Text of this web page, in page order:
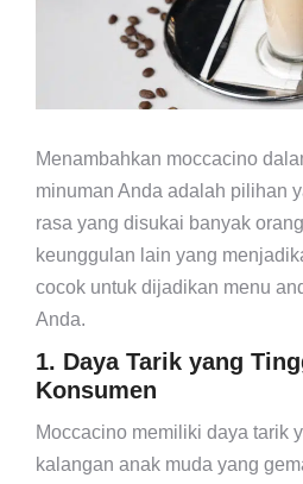
Menambahkan moccacino
minuman Anda adalah pilihan
rasa yang disukai banyak
keunggulan lain yang
cocok untuk dijadikan menu
Anda.
1. Daya Tarik yang
Konsumen
Moccacino memiliki daya tarik
kalangan anak muda yang